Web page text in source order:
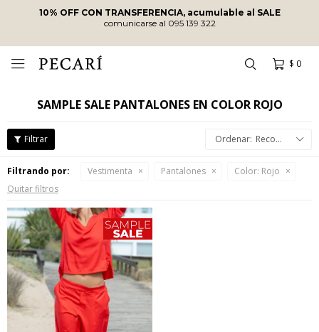
10% OFF CON TRANSFERENCIA, acumulable al SALE
comunicarse al 095 139 322
$ 0

SAMPLE SALE PANTALONES EN COLOR ROJO
Recomendados
Filtrando por: Vestimenta Pantalones Color: Rojo
Quitar filtros